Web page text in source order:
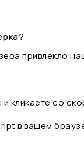
привлекло
и кликаете со
в вашем